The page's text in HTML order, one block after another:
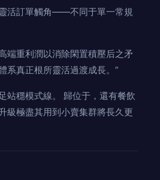
活訂單觸角——不同于單一常規
端重利潤以消除閑置積壓后之矛
系真正根所靈活過渡成長。”
站穩模式線。 歸位于，還有餐飲
級極盡其用到小賣集群將長久更